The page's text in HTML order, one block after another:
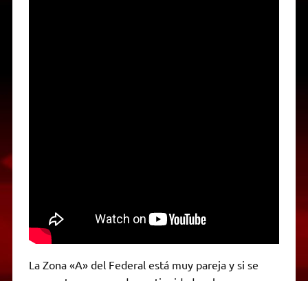
La Zona «A» del Federal está muy pareja y si se